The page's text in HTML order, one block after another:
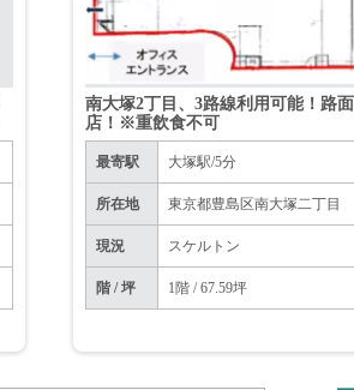
南大塚2丁目、3路線利用可能！路面
店！※重飲食不可
最寄駅 大塚駅/5分
所在地 東京都豊島区南大塚二丁目
現況 スケルトン
階 / 坪 1階 / 67.59坪